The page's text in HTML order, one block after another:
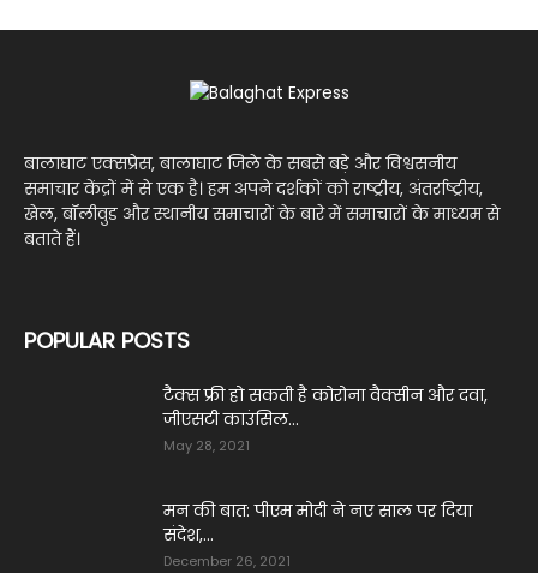
बालाघाट एक्सप्रेस, बालाघाट जिले के सबसे बड़े और विश्वसनीय
समाचार केंद्रों में से एक है। हम अपने दर्शकों को राष्ट्रीय, अंतर्राष्ट्रीय,
खेल, बॉलीवुड और स्थानीय समाचारों के बारे में समाचारों के माध्यम से
बताते हैं।
POPULAR POSTS
टैक्स फ्री हो सकती है कोरोना वैक्सीन और दवा,
जीएसटी काउंसिल...
May 28, 2021
मन की बात: पीएम मोदी ने नए साल पर दिया
संदेश,...
December 26, 2021